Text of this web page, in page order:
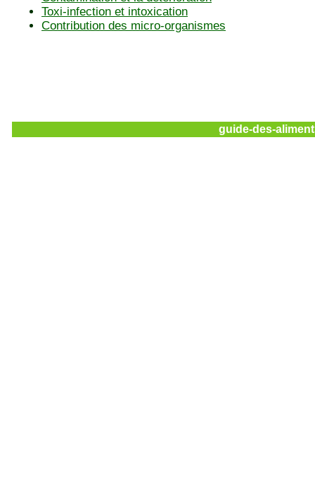
Toxi-infection et intoxication
Contribution des micro-organismes
guide-des-